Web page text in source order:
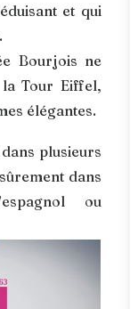
et qui
Bourjois ne
Tour Eiffel,
élégantes.
plusieurs
dans
ou